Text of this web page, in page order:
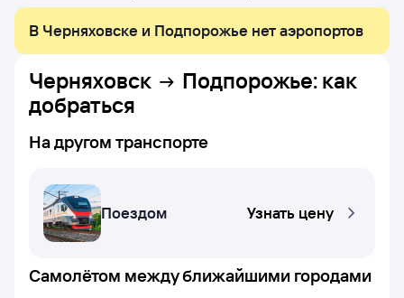
В Черняховске и Подпорожье нет аэропортов
Черняховск Подпорожье: как
добраться
На другом транспорте
Поездом Узнать цену
Самолётом между ближайшими городами